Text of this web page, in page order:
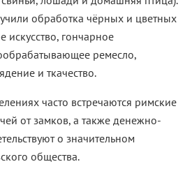
обработка чёрных и цветных
искусство, гончарное
ремесло,
и ткачество.
часто встречаются римские
от замков, а также денежно-
о значительном
общества.